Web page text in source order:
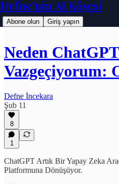
Defne'nin AI Köşesi
Abone olun Giriş yapın
Neden
Vazgeçiyorum:
Defne İncekara
Şub 11
8
1
ChatGPT Artık Bir Yapay Zeka
Platformuna Dönüşüyor.